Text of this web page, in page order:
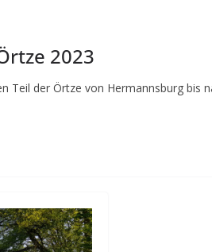
2023
Teil der Örtze von Hermannsburg bis